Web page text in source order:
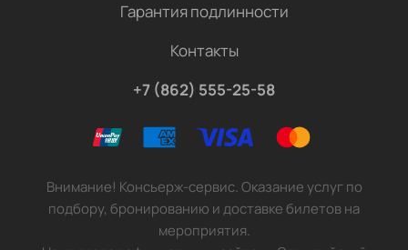
Гарантия подлинности
Контакты
+7 (862) 555-25-58
Внимание! Консьерж-сервис. Оказание услуг по
подбору, бронированию и доставке билетов на
мероприятия.